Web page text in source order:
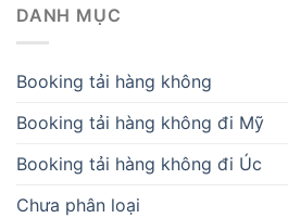
DANH MỤC
Booking tải hàng không
Booking tải hàng không đi Mỹ
Booking tải hàng không đi Úc
Chưa phân loại